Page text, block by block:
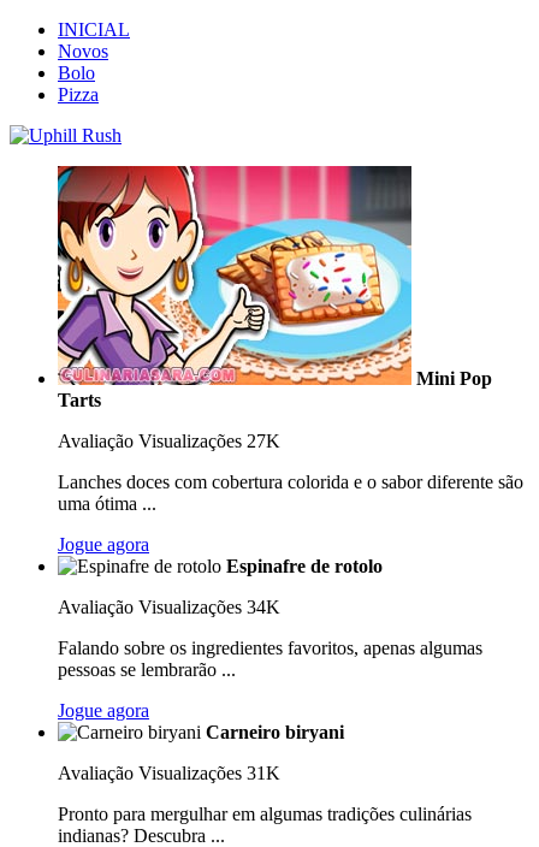
INICIAL
Novos
Bolo
Pizza
Mini Pop
Tarts
Avaliação Visualizações 27K
Lanches doces com cobertura colorida e o sabor diferente são
uma ótima ...
Jogue agora
Espinafre de rotolo
Avaliação Visualizações 34K
Falando sobre os ingredientes favoritos, apenas algumas
pessoas se lembrarão ...
Jogue agora
Carneiro biryani
Avaliação Visualizações 31K
Pronto para mergulhar em algumas tradições culinárias
indianas? Descubra ...